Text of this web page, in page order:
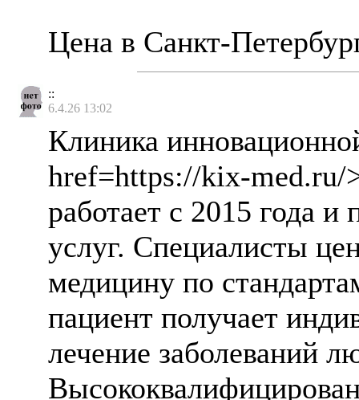
Цена в Санкт-
::
6.4.26 13:02
Клиника
href=https://kix-med.ru/
работает с 2015 года
услуг. Специалисты
медицину по
пациент получает
лечение заболеваний